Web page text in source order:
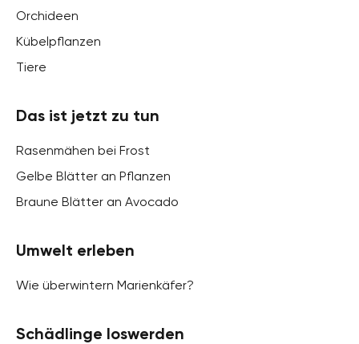
Orchideen
Kübelpflanzen
Tiere
Das ist jetzt zu tun
Rasenmähen bei Frost
Gelbe Blätter an Pflanzen
Braune Blätter an Avocado
Umwelt erleben
Wie überwintern Marienkäfer?
Schädlinge loswerden